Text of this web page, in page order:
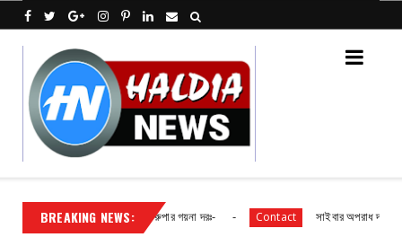
BREAKING NEWS:
সংবাদপত্রের ধার্যকৃত সোনা ও রুপার গয়না দরঃ- Contact সাইবার অপরাধ দমনে দক্ষতা